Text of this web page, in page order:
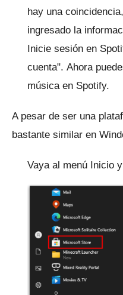
hay una
ingresado la
Inicie sesión en
cuenta". Ahora
música en Spotify.
A pesar de ser una
bastante similar en
Vaya al menú Inicio